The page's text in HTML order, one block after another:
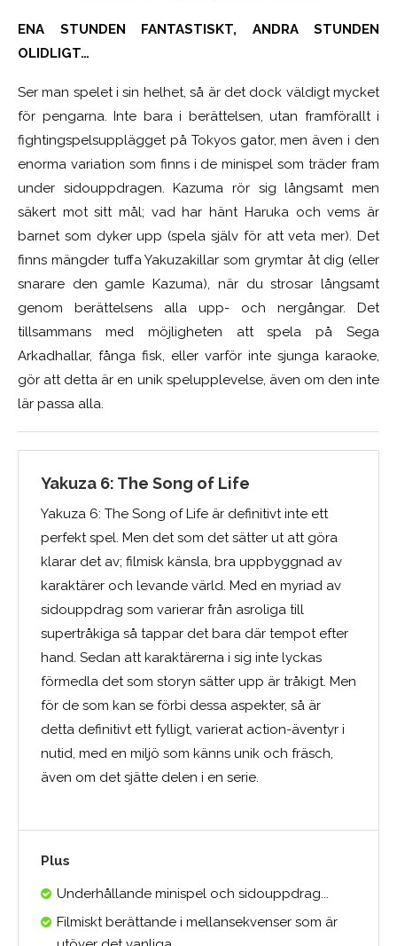
ENA STUNDEN FANTASTISKT, ANDRA STUNDEN
OLIDLIGT…
Ser man spelet i sin helhet, så är det dock väldigt mycket
för pengarna. Inte bara i berättelsen, utan framförallt i
fightingspelsupplägget på Tokyos gator, men även i den
enorma variation som finns i de minispel som träder fram
under sidouppdragen. Kazuma rör sig långsamt men
säkert mot sitt mål; vad har hänt Haruka och vems är
barnet som dyker upp (spela själv för att veta mer). Det
finns mängder tuffa Yakuzakillar som grymtar åt dig (eller
snarare den gamle Kazuma), när du strosar långsamt
genom berättelsens alla upp- och nergångar. Det
tillsammans med möjligheten att spela på Sega
Arkadhallar, fånga fisk, eller varför inte sjunga karaoke,
gör att detta är en unik spelupplevelse, även om den inte
lär passa alla.
Yakuza 6: The Song of Life
Yakuza 6: The Song of Life är definitivt inte ett
perfekt spel. Men det som det sätter ut att göra
klarar det av; filmisk känsla, bra uppbyggnad av
karaktärer och levande värld. Med en myriad av
sidouppdrag som varierar från asroliga till
supertråkiga så tappar det bara där tempot efter
hand. Sedan att karaktärerna i sig inte lyckas
förmedla det som storyn sätter upp är tråkigt. Men
för de som kan se förbi dessa aspekter, så är
detta definitivt ett fylligt, varierat action-äventyr i
nutid, med en miljö som känns unik och fräsch,
även om det sjätte delen i en serie.
Plus
Underhållande minispel och sidouppdrag...
Filmiskt berättande i mellansekvenser som är